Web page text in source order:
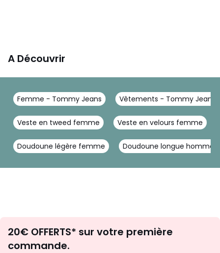
A Découvrir
Femme - Tommy Jeans Vêtements - Tommy Jeans
Veste en tweed femme Veste en velours femme
Doudoune légère femme Doudoune longue homme
d'inspirations
20€ OFFERTS* sur votre première
commande.